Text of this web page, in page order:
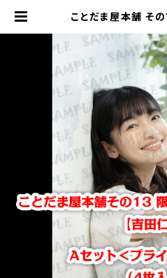
ことだま屋本舗 そ
だま屋本舗 オフィ
プ